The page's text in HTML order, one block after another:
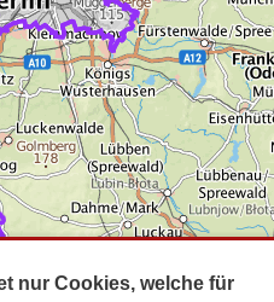
nur Cookies, welche für